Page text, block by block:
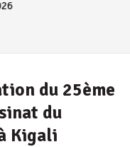
du 25ème
du
Kigali